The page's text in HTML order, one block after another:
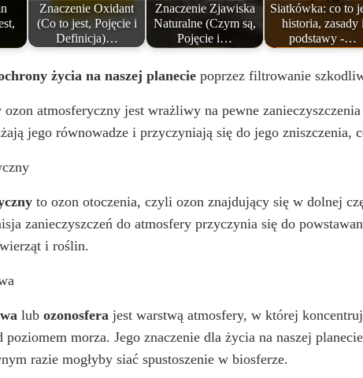
Znaczenie Oxidant
(Co to jest, Pojęcie i
Definicja)…
Znaczenie Zjawiska
Naturalne (Czym są,
Pojęcie i…
Siatkówka: co to
historia, zasady
podstawy -…
życia na naszej planecie poprzez filtrowanie
atmosferyczny jest wrażliwy na pewne
jego równowadze i przyczyniają się do jego
to ozon otoczenia, czyli ozon znajdujący się w dolnej
zanieczyszczeń do atmosfery przyczynia się do
i roślin.
lubozonosfera jest warstwą atmosfery, w której
morza. Jego znaczenie dla życia na naszej
razie mogłyby siać spustoszenie w biosferze.